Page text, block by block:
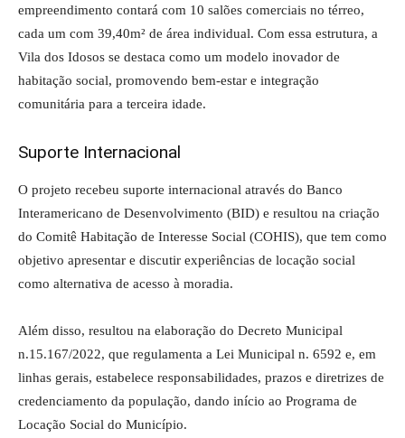
empreendimento contará com 10 salões comerciais no térreo,
cada um com 39,40m² de área individual. Com essa estrutura, a
Vila dos Idosos se destaca como um modelo inovador de
habitação social, promovendo bem-estar e integração
comunitária para a terceira idade.
Suporte Internacional
O projeto recebeu suporte internacional através do Banco
Interamericano de Desenvolvimento (BID) e resultou na criação
do Comitê Habitação de Interesse Social (COHIS), que tem como
objetivo apresentar e discutir experiências de locação social
como alternativa de acesso à moradia.
Além disso, resultou na elaboração do Decreto Municipal
n.15.167/2022, que regulamenta a Lei Municipal n. 6592 e, em
linhas gerais, estabelece responsabilidades, prazos e diretrizes de
credenciamento da população, dando início ao Programa de
Locação Social do Município.